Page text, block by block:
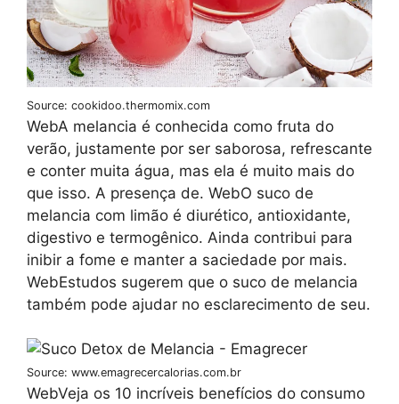
Source: cookidoo.thermomix.com
WebA melancia é conhecida como fruta do
verão, justamente por ser saborosa, refrescante
e conter muita água, mas ela é muito mais do
que isso. A presença de. WebO suco de
melancia com limão é diurético, antioxidante,
digestivo e termogênico. Ainda contribui para
inibir a fome e manter a saciedade por mais.
WebEstudos sugerem que o suco de melancia
também pode ajudar no esclarecimento de seu.
Source: www.emagrecercalorias.com.br
WebVeja os 10 incríveis benefícios do consumo